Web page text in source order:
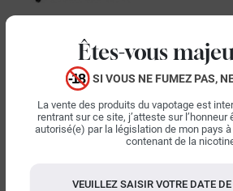
Êtes-vous
SI VOUS NE FUMEZ PAS,
La vente des produits du vapotage est
rentrant sur ce site, j’atteste sur
autorisé(e) par la législation de mon pays
contenant de la
VEUILLEZ SAISIR VOTRE DATE